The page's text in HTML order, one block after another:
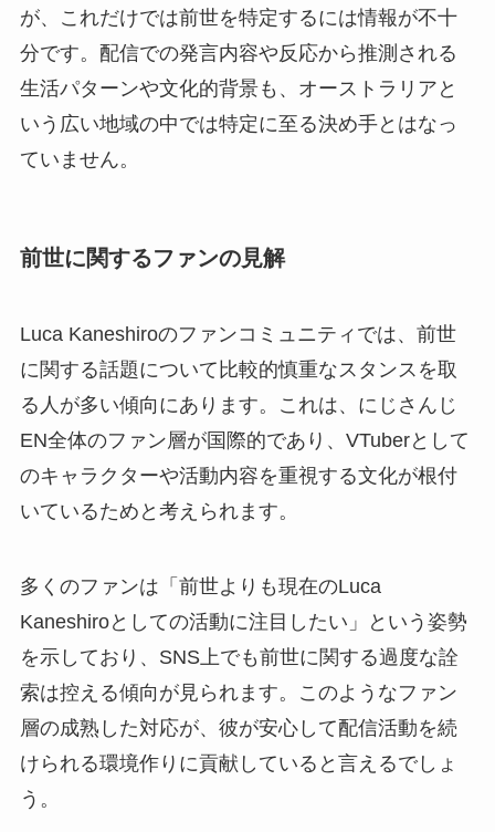
が、これだけでは前世を特定するには情報が不十
分です。配信での発言内容や反応から推測される
生活パターンや文化的背景も、オーストラリアと
いう広い地域の中では特定に至る決め手とはなっ
ていません。
前世に関するファンの見解
Luca Kaneshiroのファンコミュニティでは、前世
に関する話題について比較的慎重なスタンスを取
る人が多い傾向にあります。これは、にじさんじ
EN全体のファン層が国際的であり、VTuberとして
のキャラクターや活動内容を重視する文化が根付
いているためと考えられます。
多くのファンは「前世よりも現在のLuca
Kaneshiroとしての活動に注目したい」という姿勢
を示しており、SNS上でも前世に関する過度な詮
索は控える傾向が見られます。このようなファン
層の成熟した対応が、彼が安心して配信活動を続
けられる環境作りに貢献していると言えるでしょ
う。